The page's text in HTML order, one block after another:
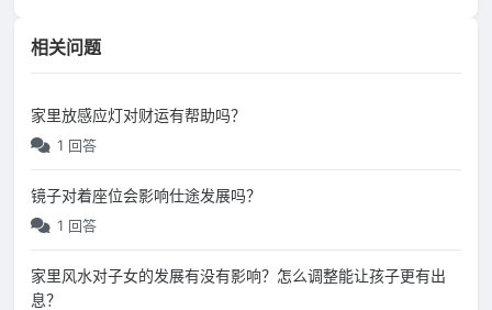
相关问题
家里放感应灯对财运有帮助吗？
1 回答
镜子对着座位会影响仕途发展吗？
1 回答
家里风水对子女的发展有没有影响？怎么调整能让孩子更有出
息？